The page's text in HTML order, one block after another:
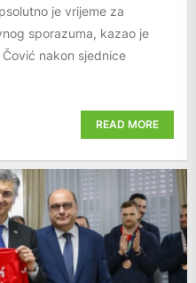
je vrijeme za
sporazuma, kazao je
nakon sjednice
READ MORE